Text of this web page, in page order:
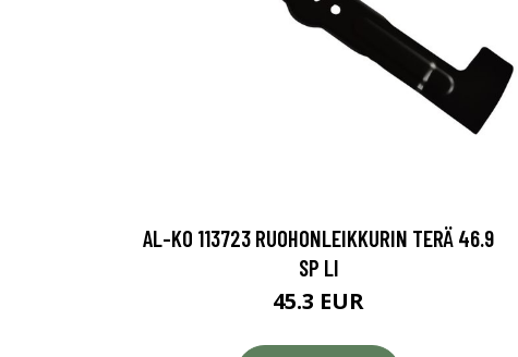
AL-KO 113723 RUOHONLEIKKURIN TERÄ 46.9
SP LI
45.3 EUR